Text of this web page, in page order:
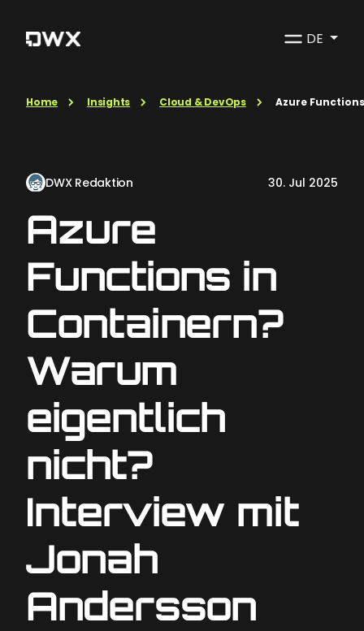
DE
Home Insights Cloud & DevOps Azure
DWX Redaktion 30. Jul 2025
Azure
Functions in
Containern?
Warum
eigentlich
nicht?
Interview mit
Jonah
Andersson